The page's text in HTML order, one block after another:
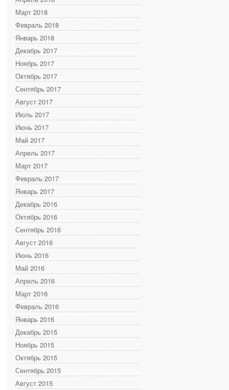
Март 2018
Февраль 2018
Январь 2018
Декабрь 2017
Ноябрь 2017
Октябрь 2017
Сентябрь 2017
Август 2017
Июль 2017
Июнь 2017
Май 2017
Апрель 2017
Март 2017
Февраль 2017
Январь 2017
Декабрь 2016
Октябрь 2016
Сентябрь 2016
Август 2016
Июнь 2016
Май 2016
Апрель 2016
Март 2016
Февраль 2016
Январь 2016
Декабрь 2015
Ноябрь 2015
Октябрь 2015
Сентябрь 2015
Август 2015